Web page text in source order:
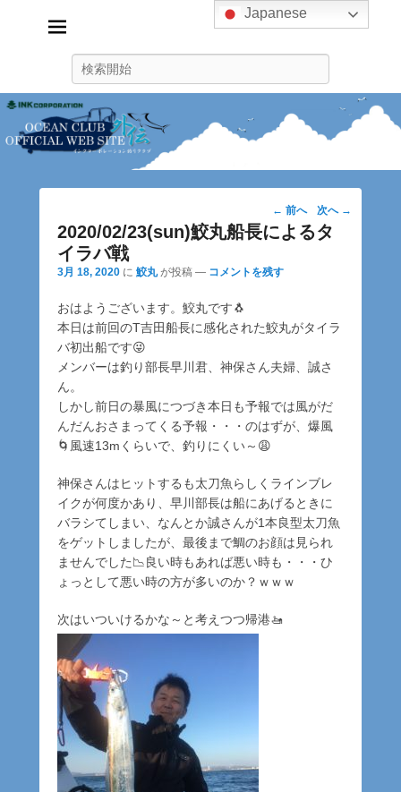
インクコーポレーション釣り
クラブ
投
稿
ビ
シ
ン
← 前へ 次へ →
2020/02/23(sun)鮫丸船長によるタ
イラバ戦
3月 18, 2020 に 鮫丸 が投稿 — コメントを残す
おはようございます。鮫丸です🐧
本日は前回のT吉田船長に感化された鮫丸がタイラ
バ初出船です😜
メンバーは釣り部長早川君、神保さん夫婦、誠さ
ん。
しかし前日の暴風につづき本日も予報では風がだ
んだんおさまってくる予報・・・のはずが、爆風
🌀風速13mくらいで、釣りにくい～😩
神保さんはヒットするも太刀魚らしくラインブレ
イクが何度かあり、早川部長は船にあげるときに
バラシてしまい、なんとか誠さんが1本良型太刀魚
をゲットしましたが、最後まで鯛のお顔は見られ
ませんでした📉良い時もあれば悪い時も・・・ひ
ょっとして悪い時の方が多いのか？ｗｗｗ
次はいついけるかな～と考えつつ帰港🚤
Japanese